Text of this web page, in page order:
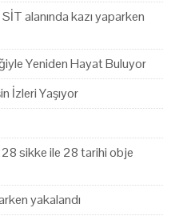
alanında kazı yaparken
Yeniden Hayat Buluyor
İzleri Yaşıyor
sikke ile 28 tarihi obje
yakalandı